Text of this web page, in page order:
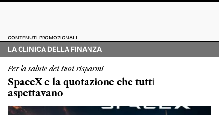
CONTENUTI PROMOZIONALI
LA CLINICA DELLA FINANZA
Per la salute dei tuoi risparmi
SpaceX e la quotazione che tutti
aspettavano